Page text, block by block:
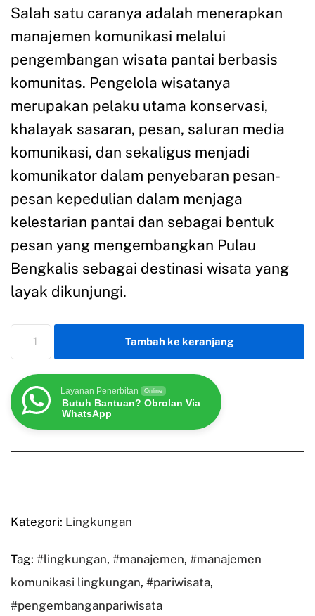
Salah satu caranya adalah menerapkan
manajemen komunikasi melalui
pengembangan wisata pantai berbasis
komunitas. Pengelola wisatanya
merupakan pelaku utama konservasi,
khalayak sasaran, pesan, saluran media
komunikasi, dan sekaligus menjadi
komunikator dalam penyebaran pesan-
pesan kepedulian dalam menjaga
kelestarian pantai dan sebagai bentuk
pesan yang mengembangkan Pulau
Bengkalis sebagai destinasi wisata yang
layak dikunjungi.
Tambah ke keranjang
Layanan Penerbitan Online
Butuh Bantuan? Obrolan Via
WhatsApp
Kategori: Lingkungan
Tag: #lingkungan, #manajemen, #manajemen
komunikasi lingkungan, #pariwisata,
#pengembanganpariwisata